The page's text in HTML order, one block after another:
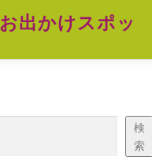
出かけスポッ
検
索